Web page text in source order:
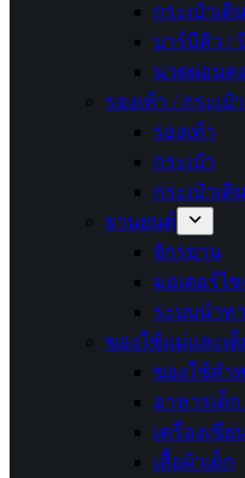
กระเป๋าเดิ
บาร์บีคิว /
นวดผ่อนค
รองเท้า / กระเป๋า
รองเท้า
กระเป๋า
กระเป๋าเดิ
ยานยนต์
จักรยาน
มอเตอร์ไ
ระบบนำทา
ของใช้แม่และเด็
ของใช้สำ
อาหารเด็
เครื่องเขีย
เสื้อผ้าเด็ก